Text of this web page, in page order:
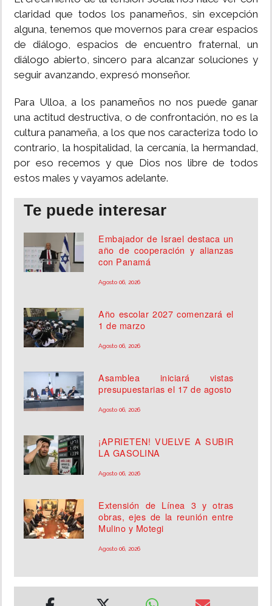
claridad que todos los panameños, sin excepción
alguna, tenemos que movernos para crear espacios
de diálogo, espacios de encuentro fraternal, un
diálogo abierto, sincero para alcanzar soluciones y
seguir avanzando, expresó monseñor.
Para Ulloa, a los panameños no nos puede ganar
una actitud destructiva, o de confrontación, no es la
cultura panameña, a los que nos caracteriza todo lo
contrario, la hospitalidad, la cercanía, la hermandad,
por eso recemos y que Dios nos libre de todos
estos males y vayamos adelante.
Te puede interesar
Embajador de Israel destaca un
año de cooperación y alianzas
con Panamá
Agosto 06, 2026
Año escolar 2027 comenzará el
1 de marzo
Agosto 06, 2026
Asamblea iniciará vistas
presupuestarias el 17 de agosto
Agosto 06, 2026
¡APRIETEN! VUELVE A SUBIR
LA GASOLINA
Agosto 06, 2026
Extensión de Línea 3 y otras
obras, ejes de la reunión entre
Mulino y Motegi
Agosto 06, 2026